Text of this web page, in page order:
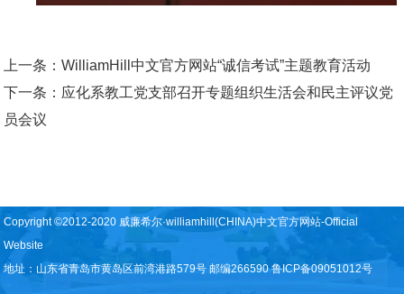
上一条：WilliamHill中文官方网站“诚信考试”主题教育活动
下一条： 应化系教工党支部召开专题组织生活会和民主评议党
员会议
Copyright ©2012-2020 威廉希尔·williamhill(CHINA)中文官方网站-Official
Website
地址：山东省青岛市黄岛区前湾港路579号 邮编266590 鲁ICP备09051012号